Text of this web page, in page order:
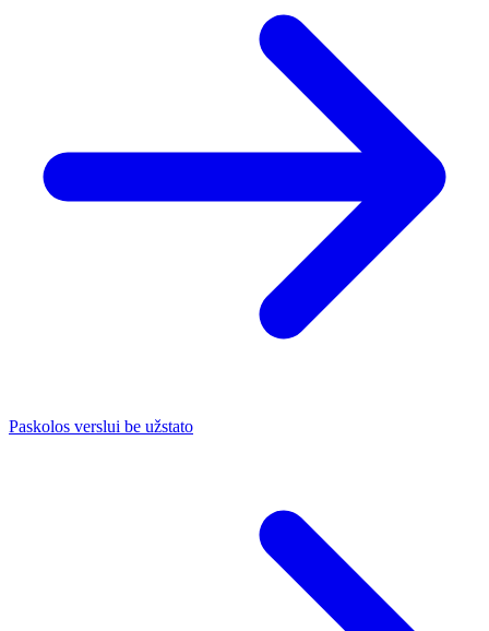
Paskolos verslui be užstato